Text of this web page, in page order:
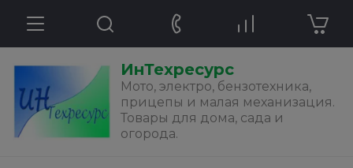
ИнТехресурс
Мото, электро, бензотехника,
прицепы и малая механизация.
Товары для дома, сада и
огорода.